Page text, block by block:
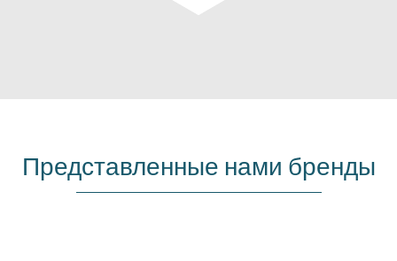
Представленные нами бренды